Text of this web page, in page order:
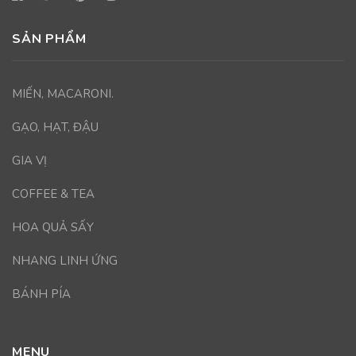
SẢN PHẨM
MIẾN, MACARONI.
GẠO, HẠT, ĐẬU
GIA VỊ
COFFEE & TEA
HOA QUẢ SẤY
NHANG LINH ỨNG
BÁNH PÍA
MENU